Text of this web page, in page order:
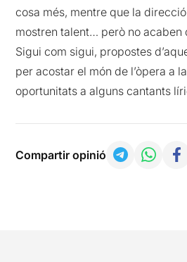
cosa més, mentre que la
mostren talent… però no acaben
Sigui com sigui, propostes
per acostar el món de l’òpera a
oportunitats a alguns cantants
Compartir opinió